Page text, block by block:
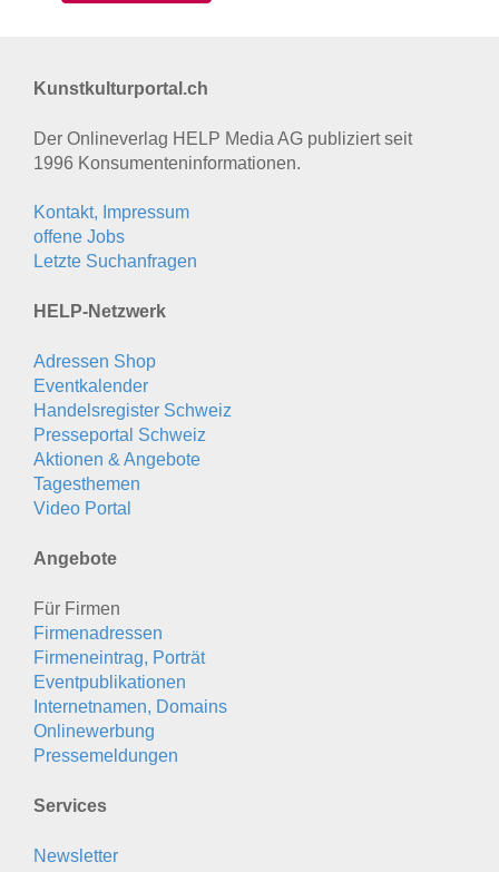
Kunstkulturportal.ch
Der Onlineverlag HELP Media AG publiziert seit
1996 Konsumenten­informationen.
Kontakt, Impressum
offene Jobs
Letzte Suchanfragen
HELP-Netzwerk
Adressen Shop
Eventkalender
Handelsregister Schweiz
Presseportal Schweiz
Aktionen & Angebote
Tagesthemen
Video Portal
Angebote
Für Firmen
Firmenadressen
Firmeneintrag, Porträt
Eventpublikationen
Internetnamen, Domains
Onlinewerbung
Pressemeldungen
Services
Newsletter